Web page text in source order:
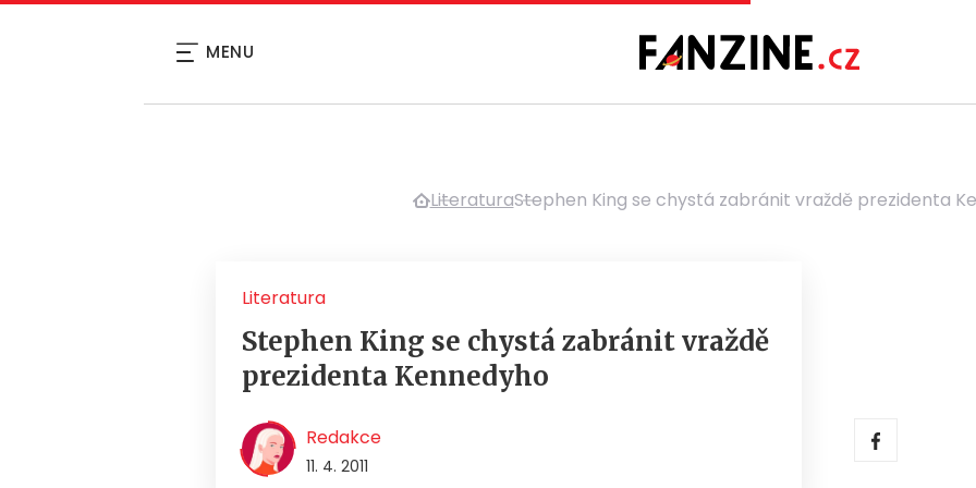
MENU
LiteraturaStephen King se chystá zabránit vraždě prezidenta
Literatura
Stephen King se chystá zabránit vraždě
prezidenta Kennedyho
Redakce
11. 4. 2011